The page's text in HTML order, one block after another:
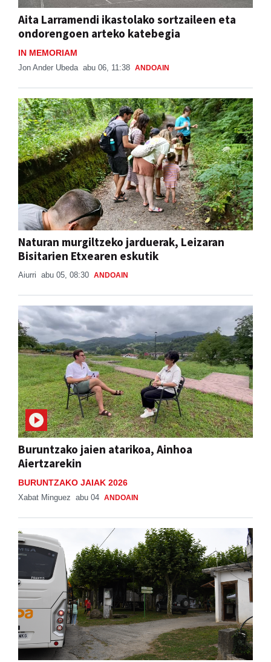
Aita Larramendi ikastolako sortzaileen eta
ondorengoen arteko katebegia
IN MEMORIAM
Jon Ander Ubeda abu 06, 11:38 ANDOAIN
Naturan murgiltzeko jarduerak, Leizaran
Bisitarien Etxearen eskutik
Aiurri abu 05, 08:30 ANDOAIN
Buruntzako jaien atarikoa, Ainhoa
Aiertzarekin
BURUNTZAKO JAIAK 2026
Xabat Minguez abu 04 ANDOAIN